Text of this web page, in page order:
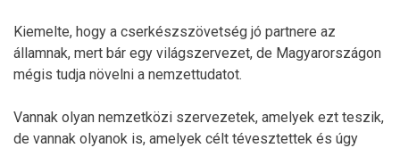
Kiemelte, hogy a cserkészszövetség jó partnere az
államnak, mert bár egy világszervezet, de Magyarországon
mégis tudja növelni a nemzettudatot.
Vannak olyan nemzetközi szervezetek, amelyek ezt teszik,
de vannak olyanok is, amelyek célt tévesztettek és úgy